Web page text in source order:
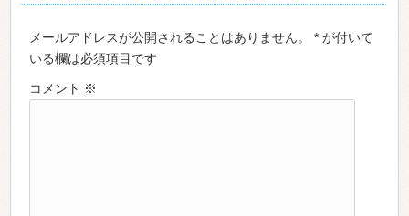
メールアドレスが公開されることはありません。 * が付いて
いる欄は必須項目です
コメント ※